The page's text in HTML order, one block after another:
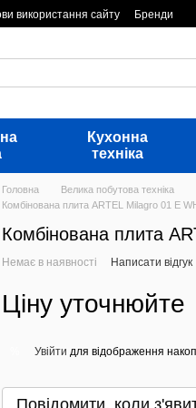
використання сайту Бренди
Кухонна
техніка
Головна
Велика побутова техніка
Комбінована плита ARTEL Milagro 01 E
Комбінована плита
Немає в наявності Написати відгук
Ціну уточнюйте
Увійти для відображення
Повідомити, коли